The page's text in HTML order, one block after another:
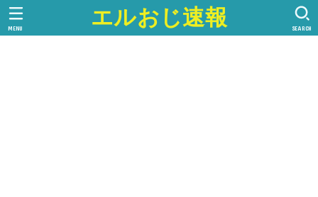
エルおじ速報 SEARCH
MENU